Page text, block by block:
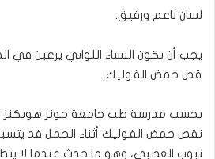
لسان ناعم ورقيق.
يجب أن تكون النساء اللواتي يرغبن في
قص حمض الفوليك.
بحسب مدرسة طب جامعة جونز هوبكنز
نقص حمض الفوليك أثناء الحمل قد
نبوب العصبي، وهو ما حدث عندما لا